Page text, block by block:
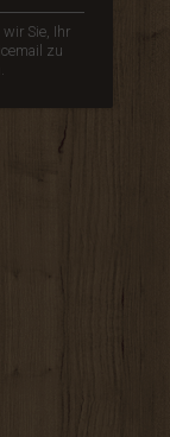
Sie, Ihr
zu